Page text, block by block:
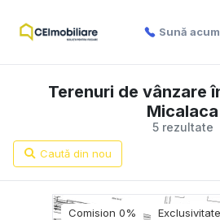
Sună acum
5 rezultate
Terenuri de vânzare
Micalaca
Caută din nou
Comision 0% Exclusivitate